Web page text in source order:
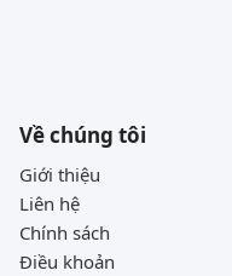
Về chúng tôi
Giới thiệu
Liên hệ
Chính sách
Điều khoản